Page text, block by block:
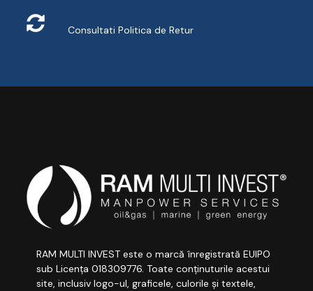
Consultati Politica de Retur
RAM MULTI INVEST este o marcă înregistrată EUIPO
sub Licența 018309776. Toate conținuturile acestui
site, inclusiv logo-ul, graficele, culorile și textele,